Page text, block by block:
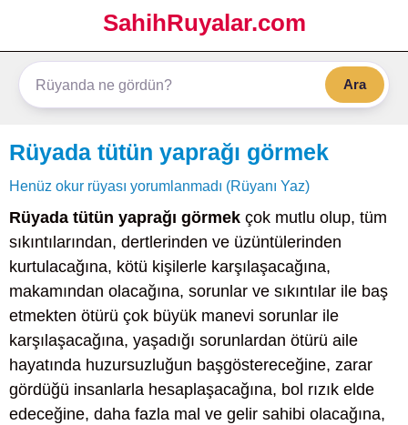
SahihRuyalar.com
Ara
Rüyada tütün yaprağı görmek
Henüz okur rüyası yorumlanmadı (Rüyanı Yaz)
Rüyada tütün yaprağı görmek çok mutlu olup, tüm
sıkıntılarından, dertlerinden ve üzüntülerinden
kurtulacağına, kötü kişilerle karşılaşacağına,
makamından olacağına, sorunlar ve sıkıntılar ile baş
etmekten ötürü çok büyük manevi sorunlar ile
karşılaşacağına, yaşadığı sorunlardan ötürü aile
hayatında huzursuzluğun başgöstereceğine, zarar
gördüğü insanlarla hesaplaşacağına, bol rızık elde
edeceğine, daha fazla mal ve gelir sahibi olacağına,